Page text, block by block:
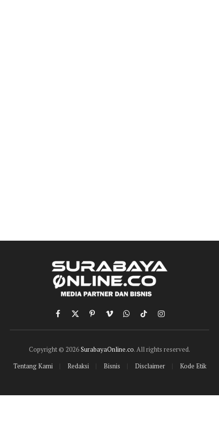
Facebook
X
(Twitter)
PinterestVimeoWhatsApp
TikTokInstagram
Copyright © 2026SurabayaOnline.co. All rights reserved.
Tentang Kami
Redaksi Bisnis Disclaimer Kode Etik